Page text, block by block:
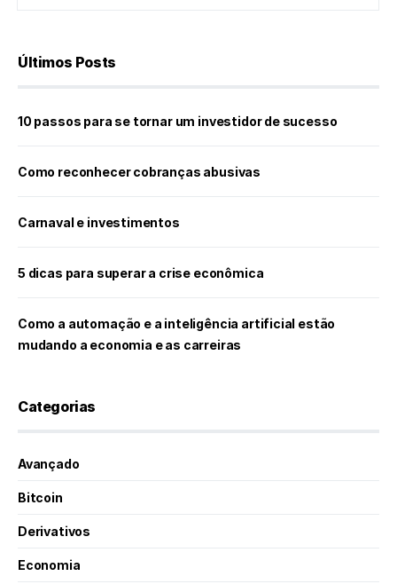
Últimos Posts
10 passos para se tornar um investidor de sucesso
Como reconhecer cobranças abusivas
Carnaval e investimentos
5 dicas para superar a crise econômica
Como a automação e a inteligência artificial estão
mudando a economia e as carreiras
Categorias
Avançado
Bitcoin
Derivativos
Economia